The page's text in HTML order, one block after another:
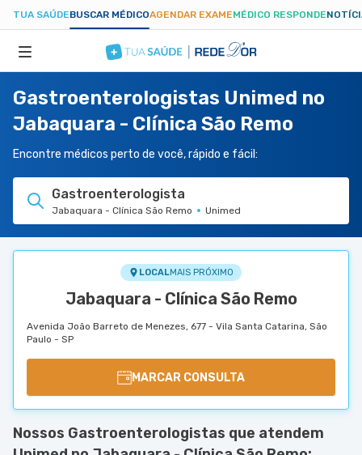
TUA SAÚDEBUSCAR MÉDICOAGENDAR EXAMEMÉDICO RESPONDE
ESPECIALIDADES
HOSPITAIS
TUASAUDE.COM
Gastroenterologistas Unimed no
Jabaquara - Clínica São Remo
Encontre médicos perto de você, rápido e fácil:
Gastroenterologista
Jabaquara - Clínica São Remo Unimed
LOCALMAIS PRÓXIMO
Jabaquara - Clínica São Remo
Avenida João Barreto de Menezes, 677 - Vila Santa Catarina, São
Paulo - SP
MARCAR CONSULTA
Nossos Gastroenterologistas que atendem